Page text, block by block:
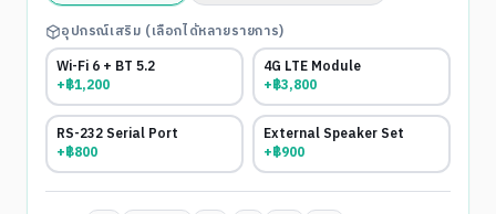
อุปกรณ์เสริม (เลือกได้หลายรายการ)
Wi-Fi 6 + BT 5.2
+฿1,200
4G LTE Module
+฿3,800
RS-232 Serial Port
+฿800
External Speaker Set
+฿900